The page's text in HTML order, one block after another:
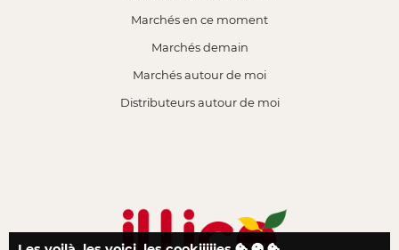
Marchés en ce moment
Marchés demain
Marchés autour de moi
Distributeurs autour de moi